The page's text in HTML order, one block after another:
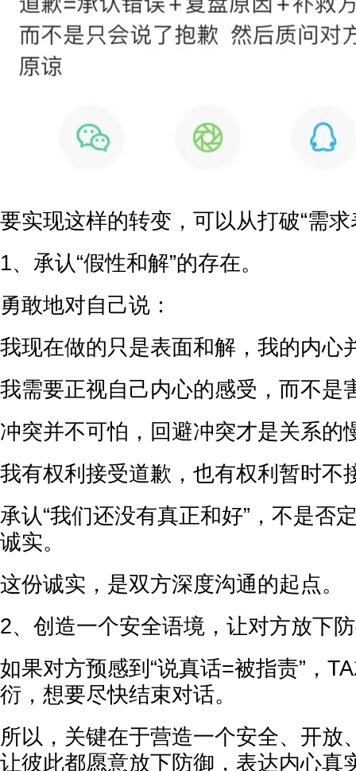
要实现这样的转变，可以从打破“需
1、承认“假性和解”的存在。
勇敢地对自己说：
我现在做的只是表面和解，我的内心
我需要正视自己内心的感受，而不是
冲突并不可怕，回避冲突才是关系的
我有权利接受道歉，也有权利暂时不
承认“我们还没有真正和好”，不是否
诚实。
这份诚实，是双方深度沟通的起点。
2、创造一个安全语境，让对方放下
如果对方预感到“说真话=被指责”，
衍，想要尽快结束对话。
所以，关键在于营造一个安全、开放
让彼此都愿意放下防御，表达内心真